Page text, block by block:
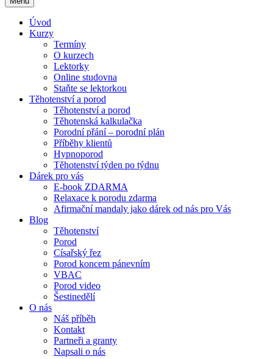
Úvod
Kurzy
Termíny
O kurzech
Lektorky
Online studovna
Staňte se lektorkou
Těhotenství a porod
Těhotenství a porod
Těhotenská kalkulačka
Porodní přání – porodní plán
Příběhy klientů
Hypnoporod
Těhotenství týden po týdnu
Dárek pro vás
E-book ZDARMA
Relaxace k porodu zdarma
Afirmační mandaly jako dárek od nás pro Vás
Blog
Těhotenství
Porod
Císařský řez
Porod koncem pánevním
VBAC
Porod video
Šestinedělí
O nás
Náš příběh
Kontakt
Partneři a granty
Napsali o nás